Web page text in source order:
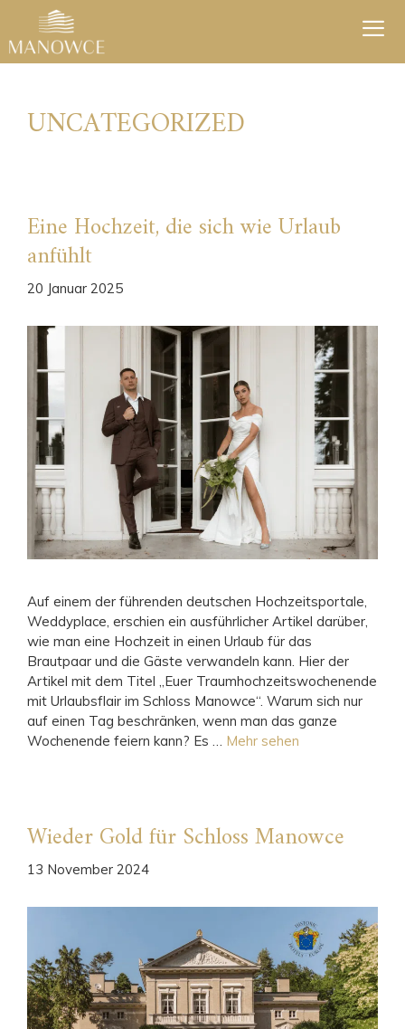
springen
UNCATEGORIZED
Eine Hochzeit, die sich wie Urlaub
anfühlt
20 Januar 2025
Auf einem der führenden deutschen Hochzeitsportale,
Weddyplace, erschien ein ausführlicher Artikel darüber,
wie man eine Hochzeit in einen Urlaub für das
Brautpaar und die Gäste verwandeln kann. Hier der
Artikel mit dem Titel „Euer Traumhochzeitswochenende
mit Urlaubsflair im Schloss Manowce“. Warum sich nur
auf einen Tag beschränken, wenn man das ganze
Wochenende feiern kann? Es … Mehr sehen
Wieder Gold für Schloss Manowce
13 November 2024